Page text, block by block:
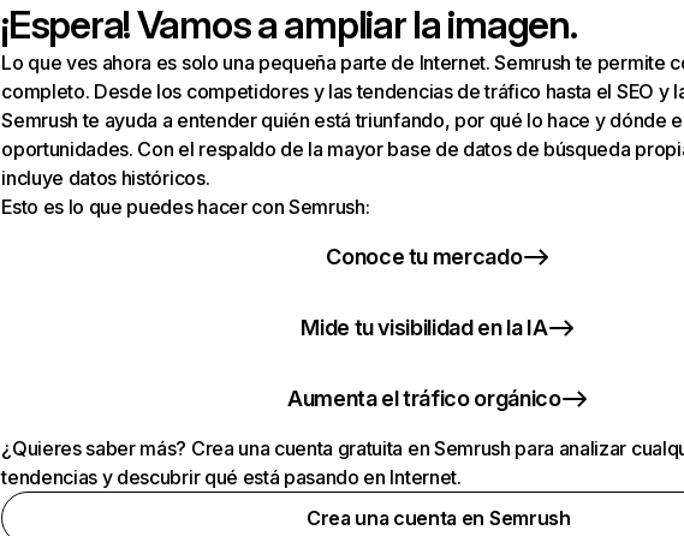
¡Espera! Vamos a ampliar la imagen.
Lo que ves ahora es solo una pequeña parte de Internet. Semrush te permite
completo. Desde los competidores y las tendencias de tráfico hasta el SEO y
Semrush te ayuda a entender quién está triunfando, por qué lo hace y dónde
oportunidades. Con el respaldo de la mayor base de datos de búsqueda
incluye datos históricos.
Esto es lo que puedes hacer con Semrush:
Conoce tu mercado
Mide tu visibilidad en la IA
Aumenta el tráfico orgánico
¿Quieres saber más? Crea una cuenta gratuita en Semrush para analizar
tendencias y descubrir qué está pasando en Internet.
Crea una cuenta en Semrush